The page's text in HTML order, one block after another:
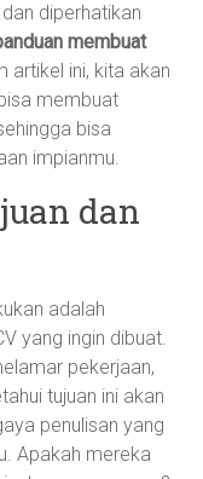
diperhatikan
membuat
artikel ini, kita akan
membuat
bisa
impianmu.
dan
adalah
yang ingin dibuat.
pekerjaan,
tujuan ini akan
penulisan yang
Apakah mereka